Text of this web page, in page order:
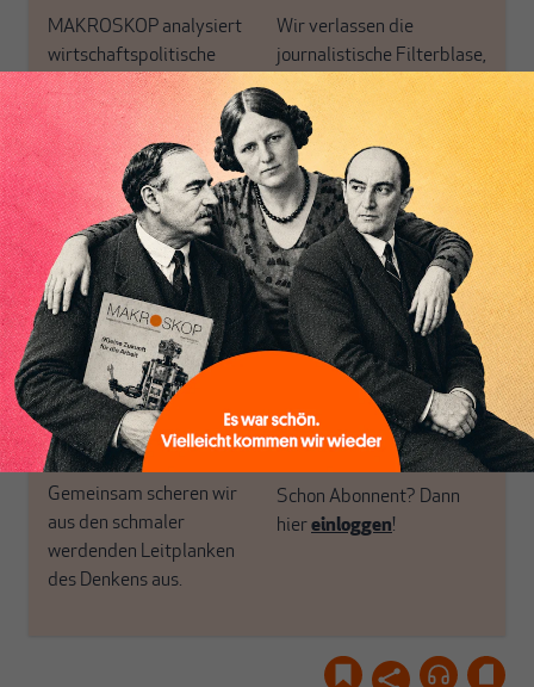
MAKROSKOP analysiert
wirtschaftspolitische
Themen aus einer
postkeynesianischen
Perspektive und ist damit
in Deutschland einzigartig.
MAKROSKOP steht für
das große Ganze. Wir
haben einen Blick auf
Geld, Wirtschaft und
Politik, den Sie so
woanders nicht finden.
Dabei leben wir von
unseren Autoren, ihren
Recherchen, ihrem Wissen
und ihrem Enthusiasmus.
Gemeinsam scheren wir
aus den schmaler
werdenden Leitplanken
des Denkens aus.
Wir verlassen die
journalistische Filterblase,
in der sich viele
eingerichtet haben. Wir
öffnen Fenster und
bringen frische Luft in die
engen und verstaubten
Debattenräume.
Brauchen Sie auch frische
Luft? Dann folgen Sie
einfach dem Button.
ABONNIEREN SIE
MAKROSKOP
Schon Abonnent? Dann
hiereinloggen!